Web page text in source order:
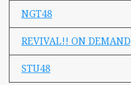
NGT48
REVIVAL!! ON DEMAND
STU48